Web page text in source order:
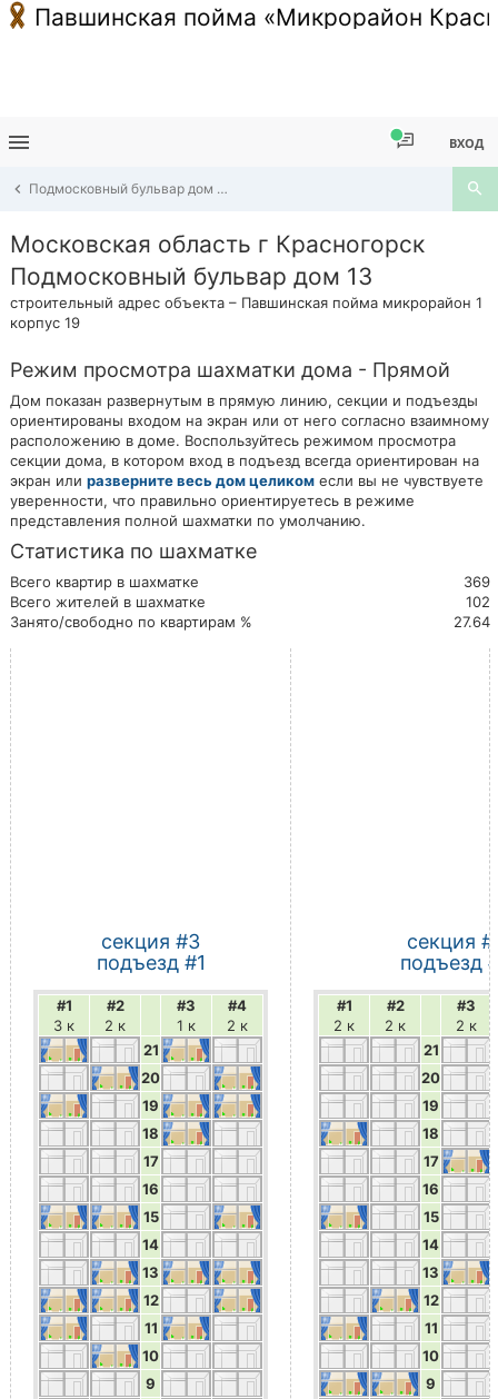
Павшинская пойма «Микрорайон
ВХОД
Подмосковный бульвар дом 13
Московская область г Красногорск
Подмосковный бульвар дом 13
строительный адрес объекта – Павшинская пойма микрорайон 1
корпус 19
Режим просмотра шахматки дома - Прямой
Дом показан развернутым в прямую линию, секции и подъезды
ориентированы входом на экран или от него согласно взаимному
расположению в доме. Воспользуйтесь режимом просмотра
секции дома, в котором вход в подъезд всегда ориентирован на
экран или разверните весь дом целиком если вы не чувствуете
уверенности, что правильно ориентируетесь в режиме
представления полной шахматки по умолчанию.
Статистика по шахматке
369
Всего квартир в шахматке
102
Всего жителей в шахматке
27.64
Занято/свободно по квартирам %
секция #3
подъезд #1
#1
3 к
#2
2 к
#3
1 к
#4
2 к
21
20
19
18
17
16
15
14
13
12
11
10
9
секция
подъезд
#1
2 к
#2
2 к
#3
2 к
21
20
19
18
17
16
15
14
13
12
11
10
9